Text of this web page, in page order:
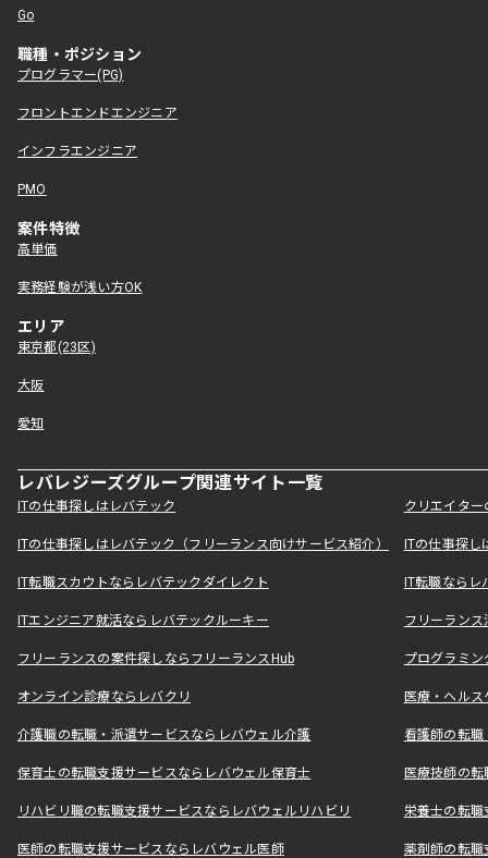
Go
職種・ポジション
プログラマー(PG)
フロントエンドエンジニア
インフラエンジニア
PMO
案件特徴
高単価
実務経験が浅い方OK
エリア
東京都(23区)
大阪
愛知
レバレジーズグループ関連サイト一覧
ITの仕事探しはレバテック クリエイタ
ITの仕事探しはレバテック（フリーランス向けサービス紹介） ITの仕事探
IT転職スカウトならレバテックダイレクト IT転職なら
ITエンジニア就活ならレバテックルーキー フリーラン
フリーランスの案件探しならフリーランスHub プログラミ
オンライン診療ならレバクリ 医療・ヘル
介護職の転職・派遣サービスならレバウェル介護 看護師の転
保育士の転職支援サービスならレバウェル保育士 医療技師の
リハビリ職の転職支援サービスならレバウェルリハビリ 栄養士の転
医師の転職支援サービスならレバウェル医師 薬剤師の転